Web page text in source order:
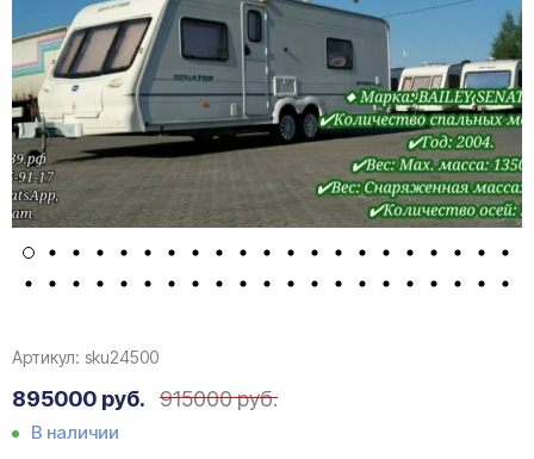
Артикул: sku24500
895000 руб. 915000 руб.
В наличии